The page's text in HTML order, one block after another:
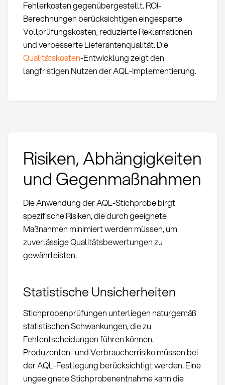
Fehlerkosten gegenübergestellt. ROI-
Berechnungen berücksichtigen eingesparte
Vollprüfungskosten, reduzierte Reklamationen
und verbesserte Lieferantenqualität. Die
Qualitätskosten-Entwicklung zeigt den
langfristigen Nutzen der AQL-Implementierung.
Risiken, Abhängigkeiten
und Gegenmaßnahmen
Die Anwendung der AQL-Stichprobe birgt
spezifische Risiken, die durch geeignete
Maßnahmen minimiert werden müssen, um
zuverlässige Qualitätsbewertungen zu
gewährleisten.
Statistische Unsicherheiten
Stichprobenprüfungen unterliegen naturgemäß
statistischen Schwankungen, die zu
Fehlentscheidungen führen können.
Produzenten- und Verbraucherrisiko müssen bei
der AQL-Festlegung berücksichtigt werden. Eine
ungeeignete Stichprobenentnahme kann die